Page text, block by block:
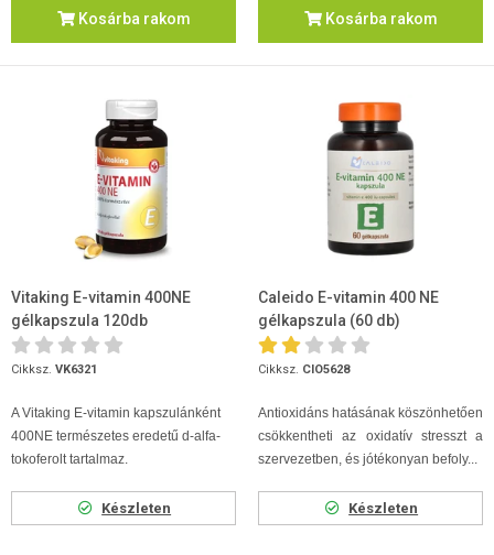
Kosárba rakom Kosárba rakom
Vitaking E-vitamin 400NE
gélkapszula 120db
Cikksz. VK6321
A Vitaking E-vitamin kapszulánként
400NE természetes eredetű d-alfa-
tokoferolt tartalmaz.
Készleten
Caleido E-vitamin 400 NE
gélkapszula (60 db)
Cikksz. CIO5628
Antioxidáns hatásának köszönhetően
csökkentheti az oxidatív stresszt a
szervezetben, és jótékonyan befoly...
Készleten